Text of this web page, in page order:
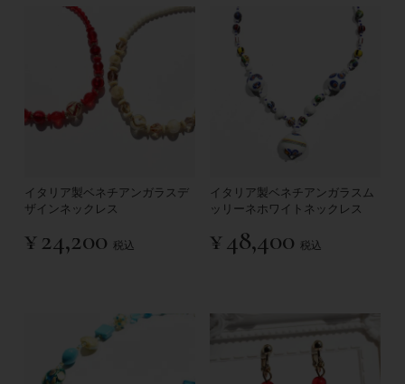
イタリア製ベネチアンガラスデ
ザインネックレス
¥24,200 税込
イタリア製ベネチアンガラスム
ッリーネホワイトネックレス
¥48,400 税込